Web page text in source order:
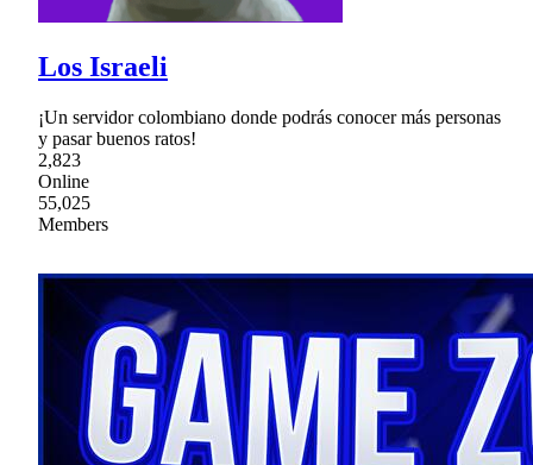
Los Israeli
¡Un servidor colombiano donde podrás conocer más personas
y pasar buenos ratos!
2,823
Online
55,025
Members